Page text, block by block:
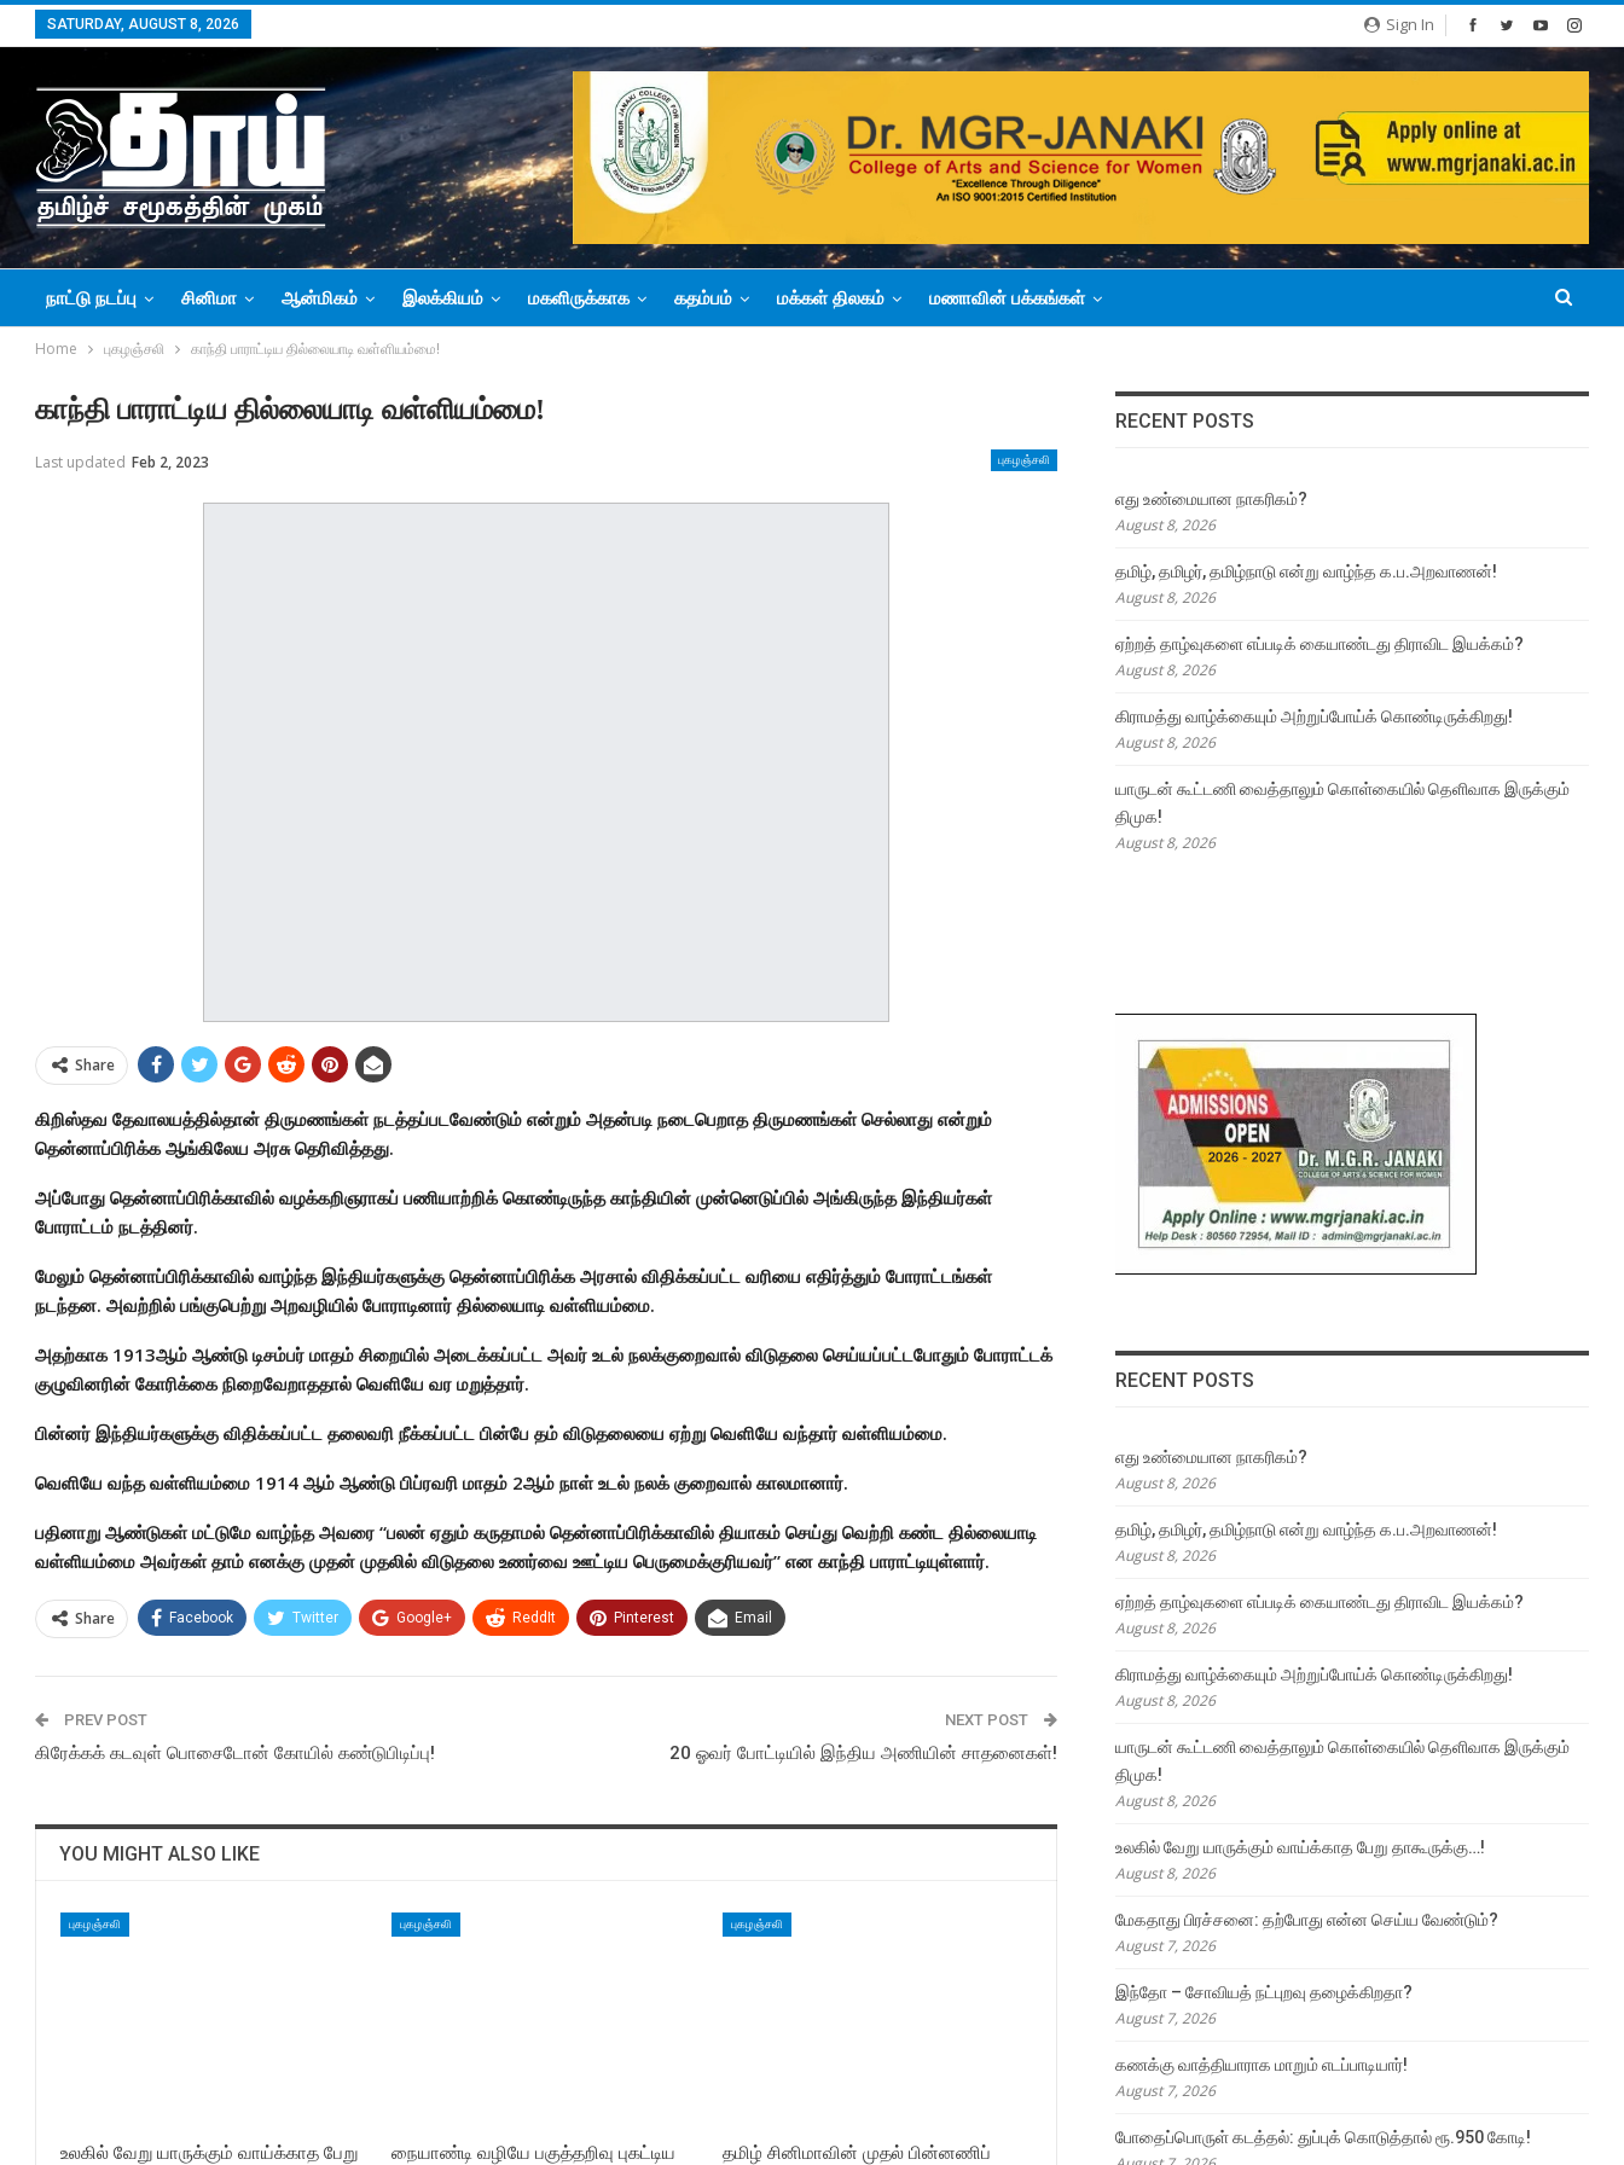
Sign In
SATURDAY, AUGUST 8, 2026
நாட்டு நடப்பு சினிமா ஆன்மிகம் இலக்கியம் மகளிருக்காக கதம்பம் மக்கள் திலகம் மணாவின் பக்கங்கள்
Home புகழஞ்சலி காந்தி பாராட்டிய தில்லையாடி வள்ளியம்மை!
காந்தி பாராட்டிய தில்லையாடி வள்ளியம்மை!
புகழஞ்சலி
Last updated Feb 2, 2023
Share
கிறிஸ்தவ தேவாலயத்தில்தான் திருமணங்கள் நடத்தப்படவேண்டும் என்றும் அதன்படி நடைபெறாத திருமணங்கள் செல்லாது என்றும்
தென்னாப்பிரிக்க ஆங்கிலேய அரசு தெரிவித்தது.
அப்போது தென்னாப்பிரிக்காவில் வழக்கறிஞராகப் பணியாற்றிக் கொண்டிருந்த காந்தியின் முன்னெடுப்பில் அங்கிருந்த இந்தியர்கள்
போராட்டம் நடத்தினர்.
மேலும் தென்னாப்பிரிக்காவில் வாழ்ந்த இந்தியர்களுக்கு தென்னாப்பிரிக்க அரசால் விதிக்கப்பட்ட வரியை எதிர்த்தும் போராட்டங்கள்
நடந்தன. அவற்றில் பங்குபெற்று அறவழியில் போராடினார் தில்லையாடி வள்ளியம்மை.
அதற்காக 1913ஆம் ஆண்டு டிசம்பர் மாதம் சிறையில் அடைக்கப்பட்ட அவர் உடல் நலக்குறைவால் விடுதலை செய்யப்பட்டபோதும் போராட்டக்
குழுவினரின் கோரிக்கை நிறைவேறாததால் வெளியே வர மறுத்தார்.
பின்னர் இந்தியர்களுக்கு விதிக்கப்பட்ட தலைவரி நீக்கப்பட்ட பின்பே தம் விடுதலையை ஏற்று வெளியே வந்தார் வள்ளியம்மை.
வெளியே வந்த வள்ளியம்மை 1914 ஆம் ஆண்டு பிப்ரவரி மாதம் 2ஆம் நாள் உடல் நலக் குறைவால் காலமானார்.
பதினாறு ஆண்டுகள் மட்டுமே வாழ்ந்த அவரை “பலன் ஏதும் கருதாமல் தென்னாப்பிரிக்காவில் தியாகம் செய்து வெற்றி கண்ட தில்லையாடி
வள்ளியம்மை அவர்கள் தாம் எனக்கு முதன் முதலில் விடுதலை உணர்வை ஊட்டிய பெருமைக்குரியவர்” என காந்தி பாராட்டியுள்ளார்.
Share Facebook Twitter Google+ ReddIt Pinterest Email
PREV POST
கிரேக்கக் கடவுள் பொசைடோன் கோயில் கண்டுபிடிப்பு!
NEXT POST
20 ஓவர் போட்டியில் இந்திய அணியின் சாதனைகள்!
YOU MIGHT ALSO LIKE
புகழஞ்சலி
உலகில் வேறு யாருக்கும் வாய்க்காத பேறு
புகழஞ்சலி
நையாண்டி வழியே பகுத்தறிவு புகட்டிய
புகழஞ்சலி
தமிழ் சினிமாவின் முதல் பின்னணிப்
RECENT POSTS
எது உண்மையான நாகரிகம்?
August 8, 2026
தமிழ், தமிழர், தமிழ்நாடு என்று வாழ்ந்த க.ப.அறவாணன்!
August 8, 2026
ஏற்றத் தாழ்வுகளை எப்படிக் கையாண்டது திராவிட இயக்கம்?
August 8, 2026
கிராமத்து வாழ்க்கையும் அற்றுப்போய்க் கொண்டிருக்கிறது!
August 8, 2026
யாருடன் கூட்டணி வைத்தாலும் கொள்கையில் தெளிவாக இருக்கும்
திமுக!
August 8, 2026
RECENT POSTS
எது உண்மையான நாகரிகம்?
August 8, 2026
தமிழ், தமிழர், தமிழ்நாடு என்று வாழ்ந்த க.ப.அறவாணன்!
August 8, 2026
ஏற்றத் தாழ்வுகளை எப்படிக் கையாண்டது திராவிட இயக்கம்?
August 8, 2026
கிராமத்து வாழ்க்கையும் அற்றுப்போய்க் கொண்டிருக்கிறது!
August 8, 2026
யாருடன் கூட்டணி வைத்தாலும் கொள்கையில் தெளிவாக இருக்கும்
திமுக!
August 8, 2026
உலகில் வேறு யாருக்கும் வாய்க்காத பேறு தாகூருக்கு…!
August 8, 2026
மேகதாது பிரச்சனை: தற்போது என்ன செய்ய வேண்டும்?
August 7, 2026
இந்தோ – சோவியத் நட்புறவு தழைக்கிறதா?
August 7, 2026
கணக்கு வாத்தியாராக மாறும் எடப்பாடியார்!
August 7, 2026
போதைப்பொருள் கடத்தல்: துப்புக் கொடுத்தால் ரூ.950 கோடி!